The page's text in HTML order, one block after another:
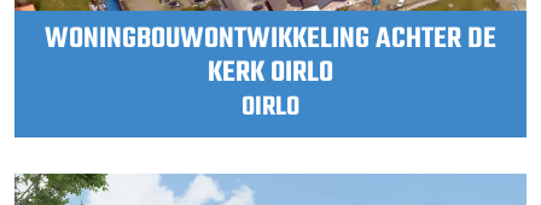
WONINGBOUWONTWIKKELING ACHTER DE
KERK OIRLO
OIRLO